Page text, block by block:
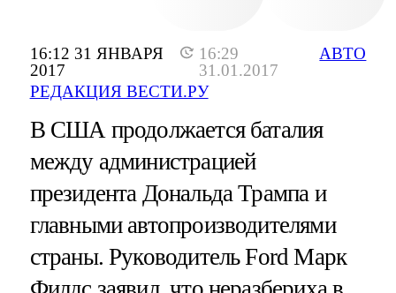
16:12 31 ЯНВАРЯ
2017
16:29
31.01.2017
РЕДАКЦИЯ ВЕСТИ.РУ
АВТО
В США продолжается баталия
между администрацией
президента Дональда Трампа и
главными автопроизводителями
страны. Руководитель Ford Марк